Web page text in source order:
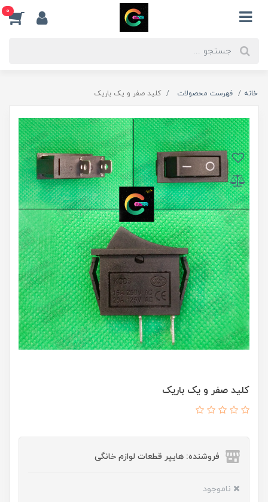
0
خانه فهرست محصولات کلید صفر و یک باریک
کلید صفر و یک باریک
فروشنده: هایپر قطعات لوازم خانگی
ناموجود